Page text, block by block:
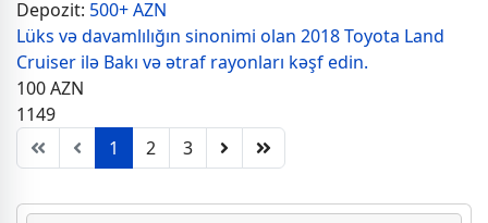
Depozit: 500+ AZN
Lüks və davamlılığın sinonimi olan 2018 Toyota Land
Cruiser ilə Bakı və ətraf rayonları kəşf edin.
100AZN
1149
1
2 3